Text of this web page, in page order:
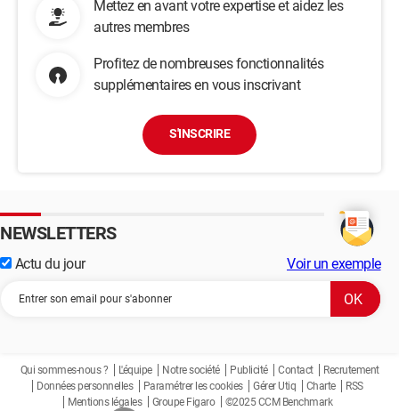
Mettez en avant votre expertise et aidez les
autres membres
Profitez de nombreuses fonctionnalités
supplémentaires en vous inscrivant
S'INSCRIRE
NEWSLETTERS
Actu du jour Voir un exemple
Qui sommes-nous ? L'équipe Notre société Publicité Contact
Recrutement
Données personnelles
Paramétrer les cookies Gérer Utiq Charte
RSS
Mentions légales
Groupe Figaro ©2025 CCM Benchmark